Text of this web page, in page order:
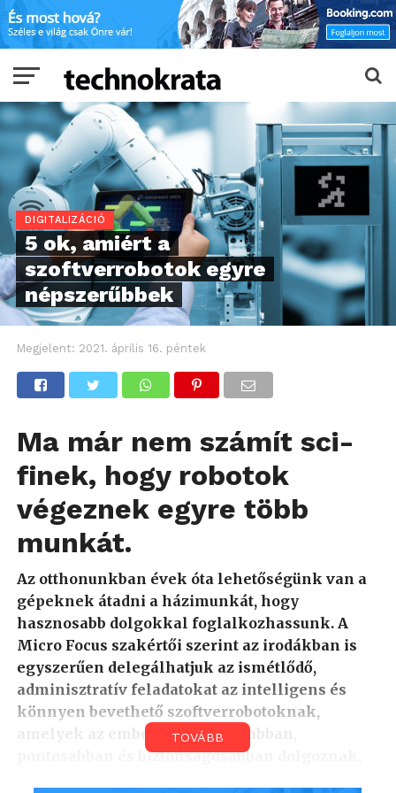
DIGITALIZÁCIÓ
5 ok, amiért a
szoftverrobotok egyre
népszerűbbek
Megjelent: 2021. április 16. péntek
Ma már nem számít sci-
finek, hogy robotok
végeznek egyre több
munkát.
Az otthonunkban évek óta lehetőségünk van a
gépeknek átadni a házimunkát, hogy
hasznosabb dolgokkal foglalkozhassunk. A
Micro Focus szakértői szerint az irodákban is
egyszerűen delegálhatjuk az ismétlődő,
adminisztratív feladatokat az intelligens és
könnyen bevethető szoftverrobotoknak,
amelyek az embereknél gyorsabban,
pontosabban és biztonságosabban dolgoznak,
TOVÁBB